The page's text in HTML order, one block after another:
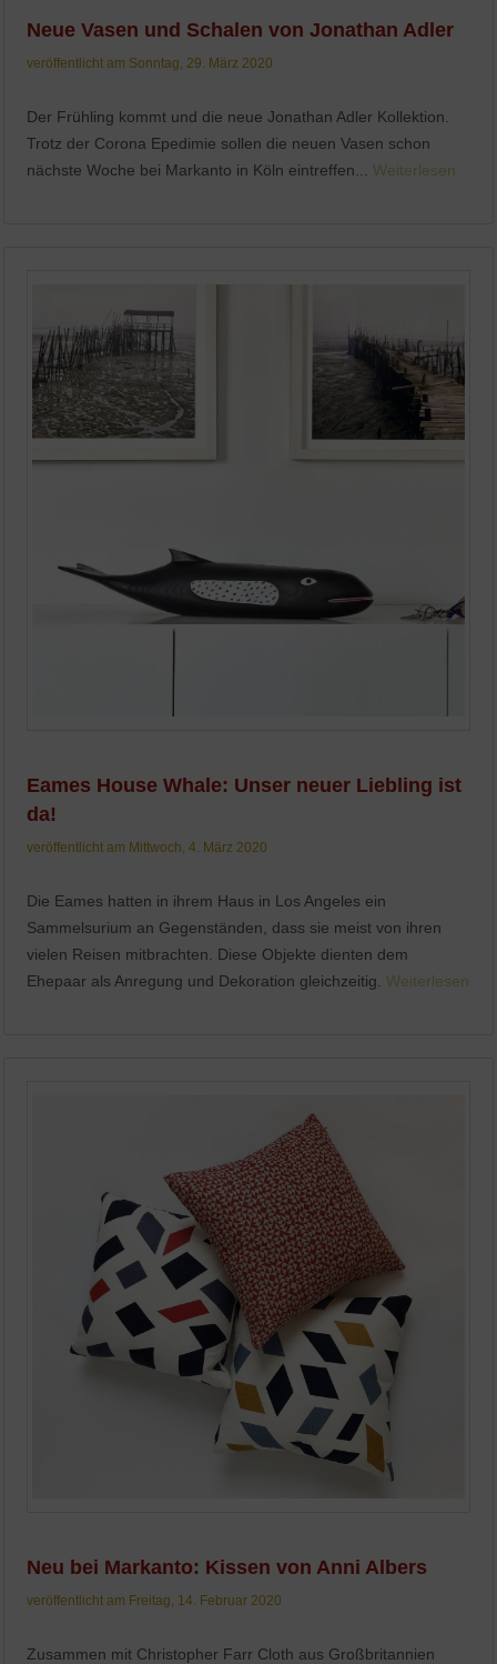
Neue Vasen und Schalen von Jonathan Adler
veröffentlicht am Sonntag, 29. März 2020
Der Frühling kommt und die neue Jonathan Adler Kollektion.
Trotz der Corona Epedimie sollen die neuen Vasen schon
nächste Woche bei Markanto in Köln eintreffen...Weiterlesen
Eames House Whale: Unser neuer Liebling ist
da!
veröffentlicht am Mittwoch, 4. März 2020
Die Eames hatten in ihrem Haus in Los Angeles ein
Sammelsurium an Gegenständen, dass sie meist von ihren
vielen Reisen mitbrachten. Diese Objekte dienten dem
Ehepaar als Anregung und Dekoration gleichzeitig.Weiterlesen
Neu bei Markanto: Kissen von Anni Albers
veröffentlicht am Freitag, 14. Februar 2020
Zusammen mit Christopher Farr Cloth aus Großbritannien